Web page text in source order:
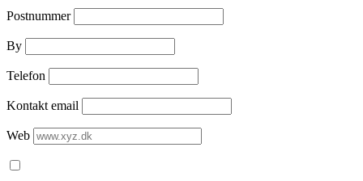
Postnummer
By
Telefon
Kontakt email
Web